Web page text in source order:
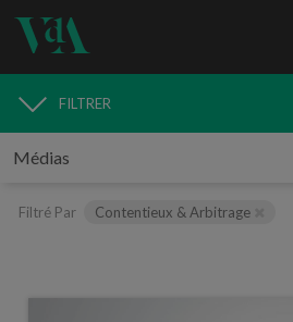
MÉDIAS
FILTRER
Filtré Par Contentieux & Arbitrage